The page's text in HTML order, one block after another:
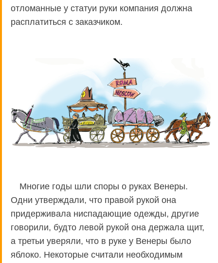
отломанные у статуи руки компания должна
расплатиться с заказчиком.
Многие годы шли споры о руках Венеры.
Одни утверждали, что правой рукой она
придерживала ниспадающие одежды, другие
говорили, будто левой рукой она держала щит,
а третьи уверяли, что в руке у Венеры было
яблоко. Некоторые считали необходимым